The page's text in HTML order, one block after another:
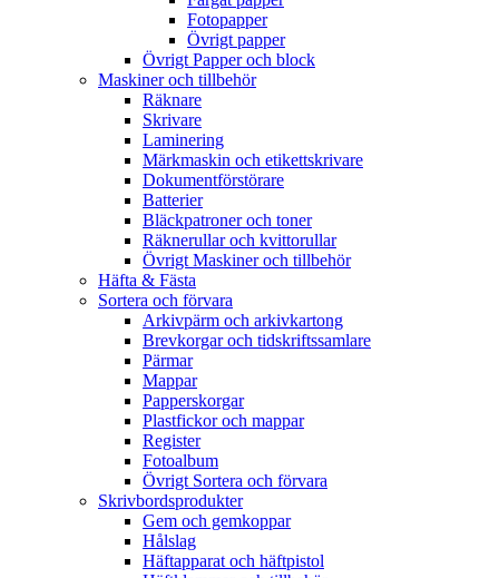
Fotopapper
Övrigt papper
Övrigt Papper och block
Maskiner och tillbehör
Räknare
Skrivare
Laminering
Märkmaskin och etikettskrivare
Dokumentförstörare
Batterier
Bläckpatroner och toner
Räknerullar och kvittorullar
Övrigt Maskiner och tillbehör
Häfta & Fästa
Sortera och förvara
Arkivpärm och arkivkartong
Brevkorgar och tidskriftssamlare
Pärmar
Mappar
Papperskorgar
Plastfickor och mappar
Register
Fotoalbum
Övrigt Sortera och förvara
Skrivbordsprodukter
Gem och gemkoppar
Hålslag
Häftapparat och häftpistol